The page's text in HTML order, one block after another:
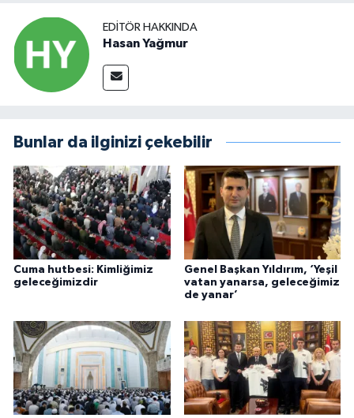
EDITÖR HAKKINDA
Hasan Yağmur
Bunlar da ilginizi çekebilir
Cuma hutbesi: Kimliğimiz
geleceğimizdir
Genel Başkan Yıldırım, ‘Yeşil
vatan yanarsa, geleceğimiz
de yanar’